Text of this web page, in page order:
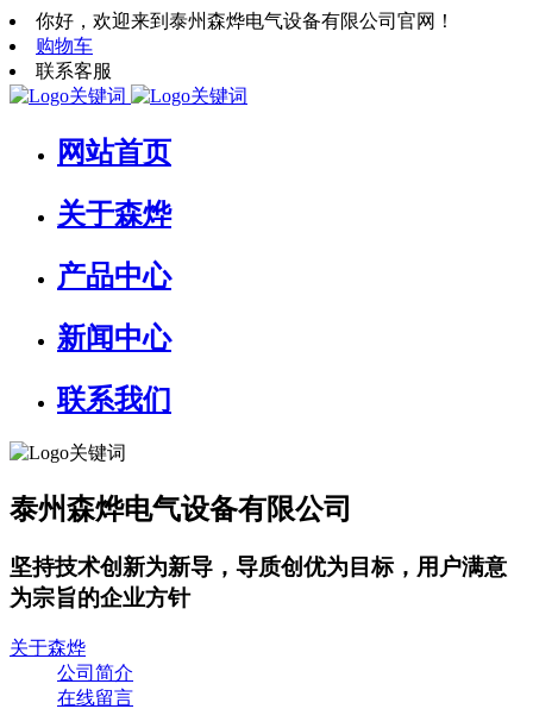
你好，欢迎来到泰州森烨电气设备有限公司官网！
购物车
联系客服
网站首页
关于森烨
产品中心
新闻中心
联系我们
泰州森烨电气设备有限公司
坚持技术创新为新导，导质创优为目标，用户满意
为宗旨的企业方针
关于森烨
公司简介
在线留言